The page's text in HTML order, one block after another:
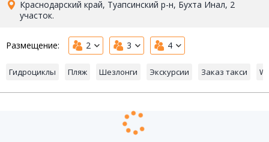
Краснодарский край, Туапсинский р-н, Бухта Инал, 2
участок.
Размещение: 2 3 4
Гидроциклы Пляж Шезлонги Экскурсии Заказ такси